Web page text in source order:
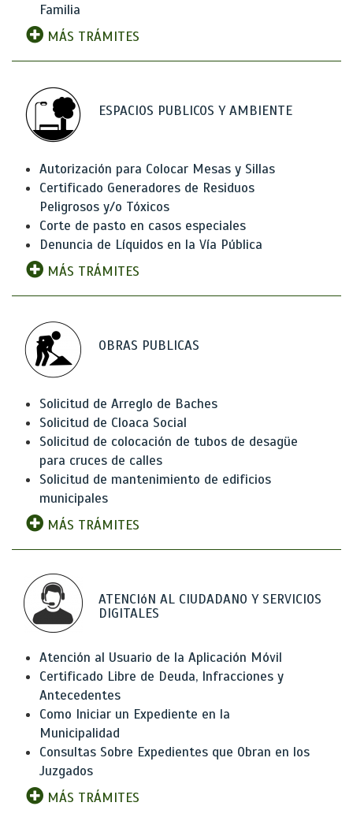
Familia
MÁS TRÁMITES
ESPACIOS PUBLICOS Y AMBIENTE
Autorización para Colocar Mesas y Sillas
Certificado Generadores de Residuos
Peligrosos y/o Tóxicos
Corte de pasto en casos especiales
Denuncia de Líquidos en la Vía Pública
MÁS TRÁMITES
OBRAS PUBLICAS
Solicitud de Arreglo de Baches
Solicitud de Cloaca Social
Solicitud de colocación de tubos de desagüe
para cruces de calles
Solicitud de mantenimiento de edificios
municipales
MÁS TRÁMITES
ATENCIóN AL CIUDADANO Y SERVICIOS
DIGITALES
Atención al Usuario de la Aplicación Móvil
Certificado Libre de Deuda, Infracciones y
Antecedentes
Como Iniciar un Expediente en la
Municipalidad
Consultas Sobre Expedientes que Obran en los
Juzgados
MÁS TRÁMITES